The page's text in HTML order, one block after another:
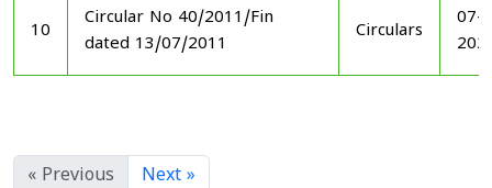
10
Circular No 40/2011/Fin
dated 13/07/2011
Circulars
07-
« Previous Next »